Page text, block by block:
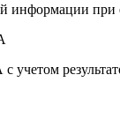
информации